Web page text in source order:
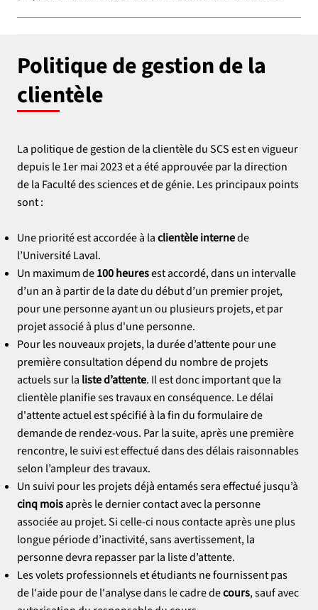
Politique de gestion de la
clientèle
La politique de gestion de la clientèle du SCS est en vigueur
depuis le 1er mai 2023 et a été approuvée par la direction
de la Faculté des sciences et de génie. Les principaux points
sont :
Une priorité est accordée à laclientèle internede
l’Université Laval.
Un maximum de100 heuresest accordé, dans un intervalle
d’un an à partir de la date du début d’un premier projet,
pour une personne ayant un ou plusieurs projets, et par
projet associé à plus d'une personne.
Pour les nouveaux projets, la durée d’attente pour une
première consultation dépend du nombre de projets
actuels sur la liste d’attente. Il est donc important que la
clientèle planifie ses travaux en conséquence. Le délai
d'attente actuel est spécifié à la fin du formulaire de
demande de rendez-vous. Par la suite, après une première
rencontre, le suivi est effectué dans des délais raisonnables
selon l’ampleur des travaux.
Un suivi pour les projets déjà entamés sera effectué jusqu’à
cinq moisaprès le dernier contact avec la personne
associée au projet. Si celle-ci nous contacte après une plus
longue période d’inactivité, sans avertissement, la
personne devra repasser par la liste d’attente.
Les volets professionnels et étudiants ne fournissent pas
de l'aide pour de l'analyse dans le cadre decours, sauf avec